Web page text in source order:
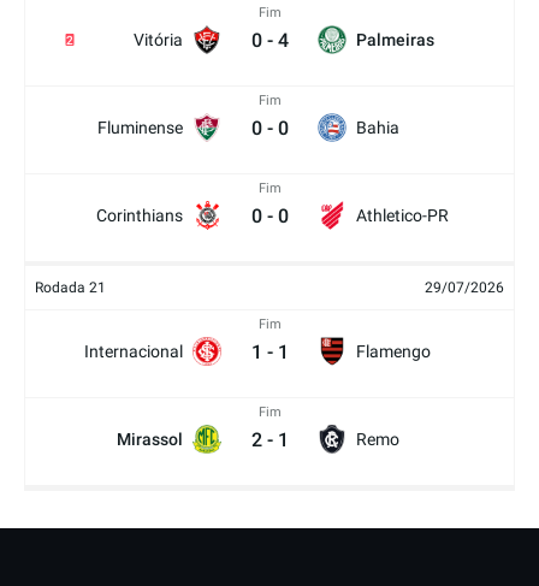
Vitória
2
Fim
0 - 4 Palmeiras
Fluminense
Fim
0 - 0 Bahia
Corinthians
Fim
0 - 0 Athletico-PR
Rodada 21 29/07/2026
Internacional
Fim
1 - 1 Flamengo
Mirassol
Fim
2 - 1 Remo